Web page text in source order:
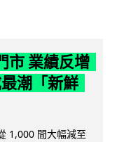
市 業績反增
潮「新鮮
1,000 間大幅減至